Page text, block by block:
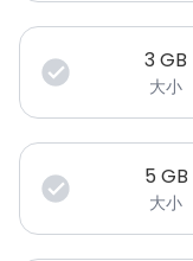
3GB
大小
5 GB
大小